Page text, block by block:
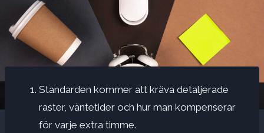
Standarden kommer att kräva detaljerade
raster, väntetider och hur man kompenserar
för varje extra timme.